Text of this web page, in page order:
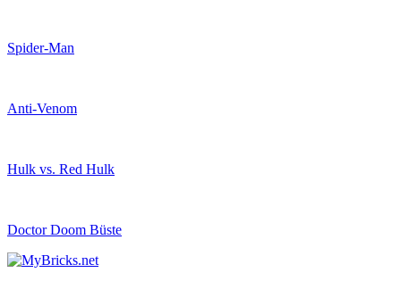
Spider-Man
Anti-Venom
Hulk vs. Red Hulk
Doctor Doom Büste